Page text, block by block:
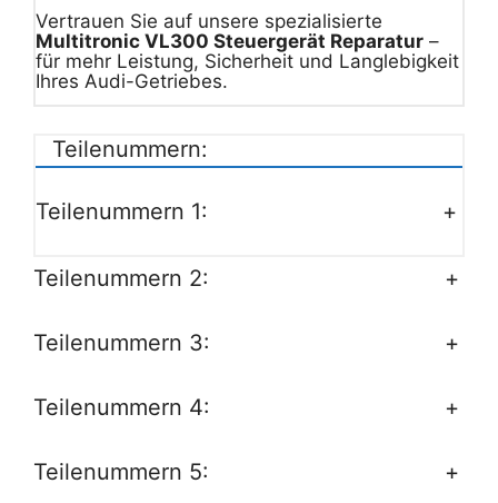
Vertrauen Sie auf unsere spezialisierte
Multitronic VL300 Steuergerät Reparatur –
für mehr Leistung, Sicherheit und Langlebigkeit
Ihres Audi-Getriebes.
Teilenummern:
Teilenummern 1: +
Teilenummern 2: +
Teilenummern 3: +
Teilenummern 4: +
Teilenummern 5: +